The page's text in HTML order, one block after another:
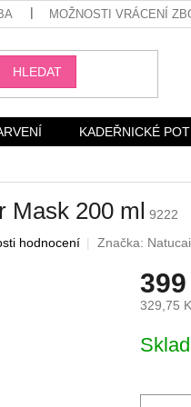
MOŽNOSTI VRÁCENÍ
HLEDAT
KADEŘNICKÉ
Mask 200 ml 9222
hodnocení Značka:
329,75
cena: